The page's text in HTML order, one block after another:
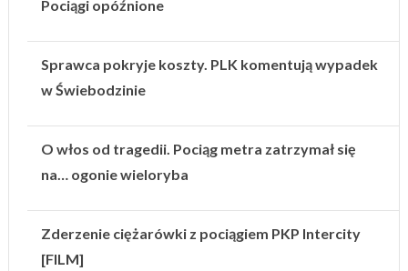
Pociągi opóźnione
Sprawca pokryje koszty. PLK komentują wypadek
w Świebodzinie
O włos od tragedii. Pociąg metra zatrzymał się
na… ogonie wieloryba
Zderzenie ciężarówki z pociągiem PKP Intercity
[FILM]